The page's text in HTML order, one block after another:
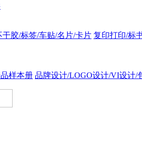
干胶/标签/车贴/名片/卡片 复印打印/标
样本册 品牌设计/LOGO设计/VI设计/